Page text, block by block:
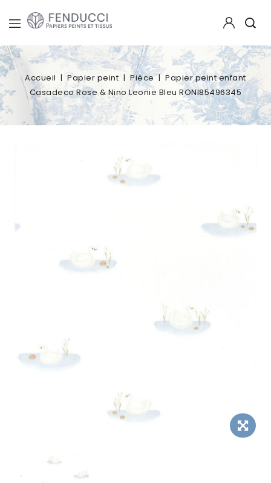
Accueil Papier peint Pièce
Papier peint enfant
Casadeco Rose & Nino Leonie Bleu RONI85496345